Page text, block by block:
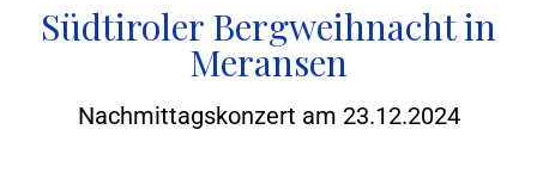
Südtiroler Bergweihnacht in
Meransen
Nachmittagskonzert am 23.12.2024